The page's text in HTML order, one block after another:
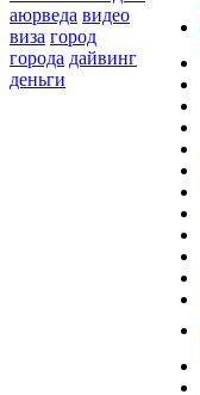
аюрведа видео
виза город
города дайвинг
деньги